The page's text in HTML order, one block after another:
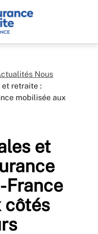
Nous
et retraite :
mobilisée aux
et
France
côtés